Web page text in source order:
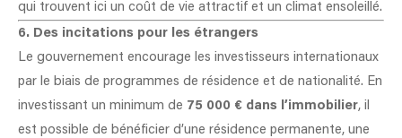
qui trouvent ici un coût de vie attractif et un climat ensoleillé.
6. Des incitations pour les étrangers
Le gouvernement encourage les investisseurs internationaux
par le biais de programmes de résidence et de nationalité. En
investissant un minimum de 75 000 € dans l’immobilier, il
est possible de bénéficier d’une résidence permanente, une